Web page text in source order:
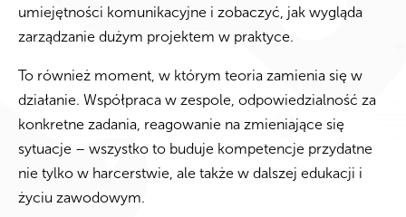
umiejętności komunikacyjne i zobaczyć, jak wygląda
zarządzanie dużym projektem w praktyce.
To również moment, w którym teoria zamienia się w
działanie. Współpraca w zespole, odpowiedzialność za
konkretne zadania, reagowanie na zmieniające się
sytuacje – wszystko to buduje kompetencje przydatne
nie tylko w harcerstwie, ale także w dalszej edukacji i
życiu zawodowym.